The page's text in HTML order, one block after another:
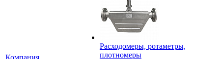
Расходомеры, ротаметры,
плотномеры